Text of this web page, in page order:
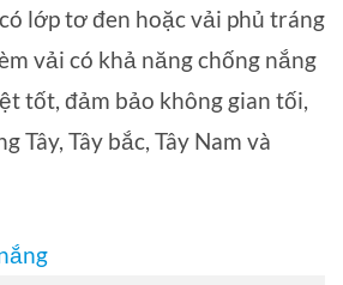
lớp tơ đen hoặc vải phủ tráng
vải có khả năng chống nắng
tốt, đảm bảo không gian tối,
Tây, Tây bắc, Tây Nam và